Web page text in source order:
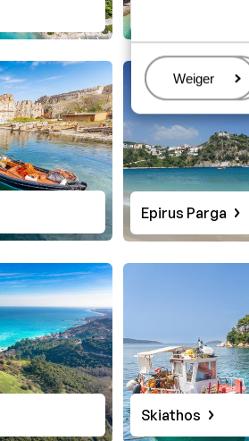
Beheren
Weiger
Epirus Parga
Skiathos